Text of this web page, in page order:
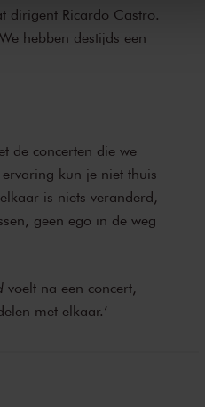
dirigent Ricardo Castro.
hebben destijds een
de concerten die we
kun je niet thuis
is niets veranderd,
geen ego in de weg
voelt na een concert,
met elkaar.’